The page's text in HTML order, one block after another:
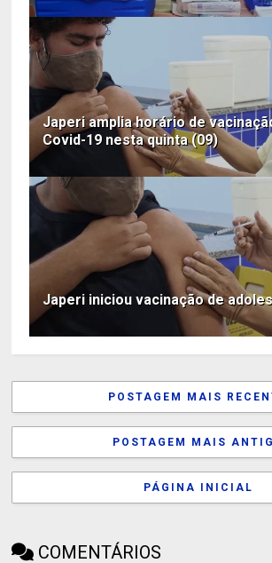
Japeri amplia horário de
Covid-19 nesta quinta (09)
Japeri iniciou vacinação de
POSTAGEM MAIS
POSTAGEM MAIS
PÁGINA INICIAL
COMENTÁRIOS